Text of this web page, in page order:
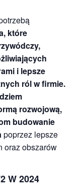
które
i lepsze
ról w firmie.
rozwojową,
budowanie
poprzez lepsze
oraz obszarów
W 2024